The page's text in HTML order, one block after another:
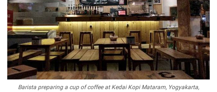
Barista preparing a cup of coffee at Kedai Kopi Mataram, Yogyakarta,